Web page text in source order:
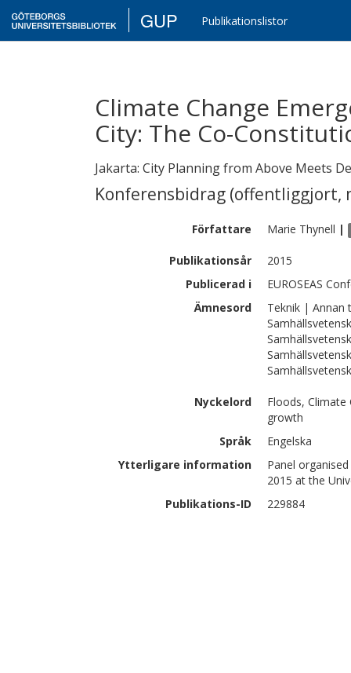
GUP Publikationslistor
Climate Change
City: The Co-
Jakarta: City Planning from Above Meets
Konferensbidrag (offentliggjort,
Författare Marie Thynell |
Publikationsår
2015
Publicerad i
EUROSEAS
Ämnesord
Teknik | Annan
Nyckelord
Floods, Climate
growth
Språk
Engelska
Ytterligare information
Panel
2015 at the
Publikations-ID
229884